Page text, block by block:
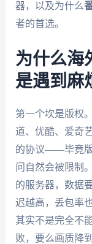
器，以及为什么
者的首选。
为什么海
是遇到麻
第一个坎是版权
道、优酷、爱奇
的协议——毕竟版
问自然会被限制
的服务器，数据
迟越高，丢包率
其实不是完全不
败，要么画质降